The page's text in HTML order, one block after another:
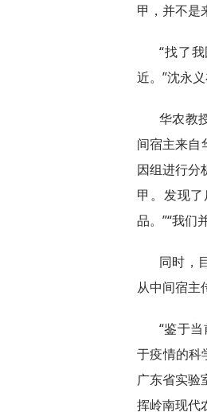
甲，并不是
“找了
近。”沈永
华农教
间宿主来自
因组进行分
甲。发现
品。”“我们
同时，
从中间宿主
“鉴于
于疫情的科
广东省实验
挥岭南现代